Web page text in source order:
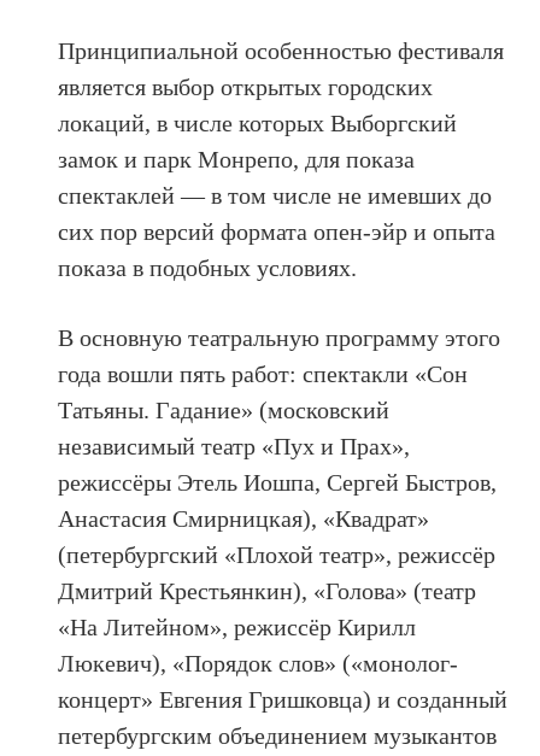
Принципиальной особенностью фестиваля
является выбор открытых городских
локаций, в числе которых Выборгский
замок и парк Монрепо, для показа
спектаклей — в том числе не имевших до
сих пор версий формата опен-эйр и опыта
показа в подобных условиях.
В основную театральную программу этого
года вошли пять работ: спектакли «Сон
Татьяны. Гадание» (московский
независимый театр «Пух и Прах»,
режиссёры Этель Иошпа, Сергей Быстров,
Анастасия Смирницкая), «Квадрат»
(петербургский «Плохой театр», режиссёр
Дмитрий Крестьянкин), «Голова» (театр
«На Литейном», режиссёр Кирилл
Люкевич), «Порядок слов» («монолог-
концерт» Евгения Гришковца) и созданный
петербургским объединением музыкантов